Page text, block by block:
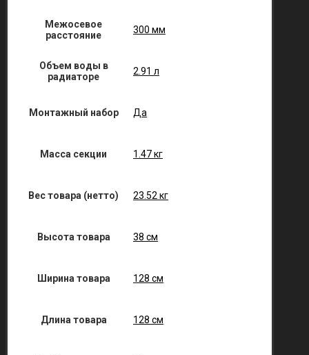
Межосевое
расстояние
300 мм
Объем воды в
радиаторе
2.91 л
Монтажный набор Да
Масса секции 1.47 кг
Вес товара (нетто) 23.52 кг
Высота товара 38 см
Ширина товара 128 см
Длина товара 128 см